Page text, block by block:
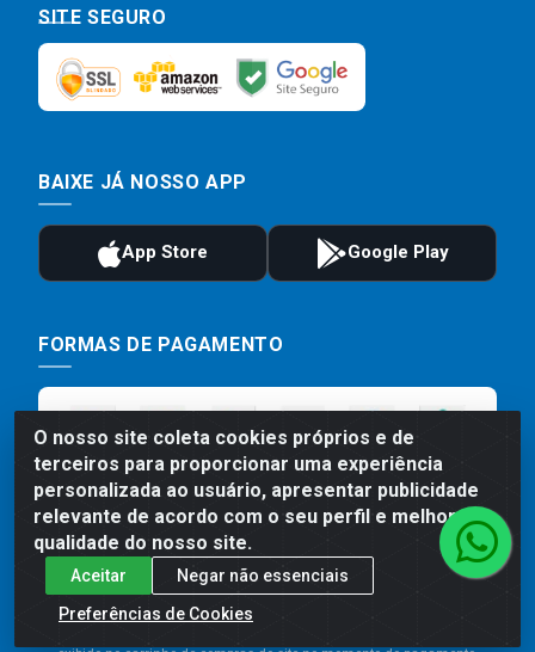
O nosso site coleta cookies próprios e de
terceiros para proporcionar uma experiência
personalizada ao usuário, apresentar publicidade
relevante de acordo com o seu perfil e melhorar a
qualidade do nosso site.
Aceitar
Negar não essenciais
Preferências de Cookies
SITE SEGURO
BAIXE JÁ NOSSO APP
FORMAS DE PAGAMENTO
Preços, promoções, condições de pagamento e frete são válidos
para compras realizadas exclusivamente pelo site. Caso haja